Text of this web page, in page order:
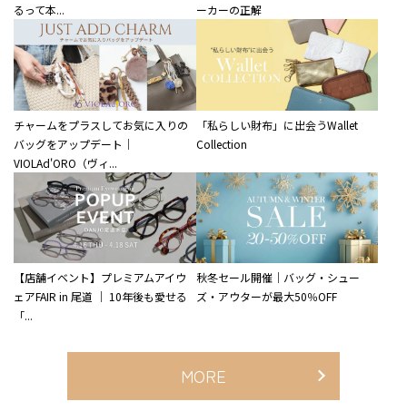
るって本...
ーカーの正解
チャームをプラスしてお気に入りの
バッグをアップデート｜
VIOLAd'ORO（ヴィ...
「私らしい財布」に出会うWallet
Collection
【店舗イベント】プレミアムアイウ
ェアFAIR in 尾道 ｜ 10年後も愛せる
「...
秋冬セール開催｜バッグ・シュー
ズ・アウターが最大50％OFF
MORE